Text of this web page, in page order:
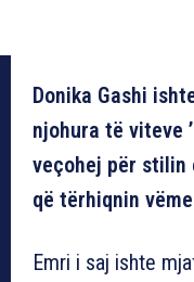
Donika Gashi
njohura të viteve
veçohej për stilin
që tërhiqnin
Emri i saj ishte